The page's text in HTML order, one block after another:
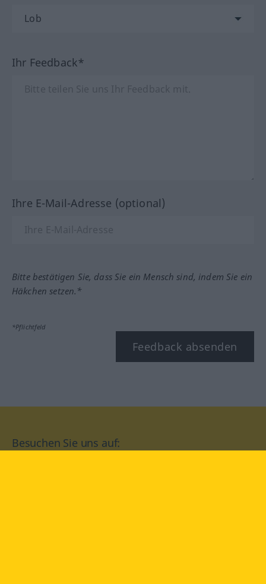
Ihr Feedback*
Ihre E-Mail-Adresse (optional)
Bitte bestätigen Sie, dass Sie ein Mensch sind, indem Sie ein
Häkchen setzen.*
*Pflichtfeld
Feedback absenden
Besuchen Sie uns auf: